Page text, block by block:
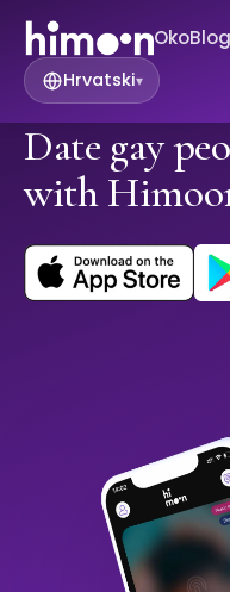
OkoBlog
Hrvatski▾
Date gay
with